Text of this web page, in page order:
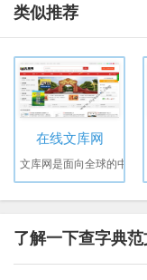
类似推荐
在线文库网
文库网是面向全球的中
了解一下查字典